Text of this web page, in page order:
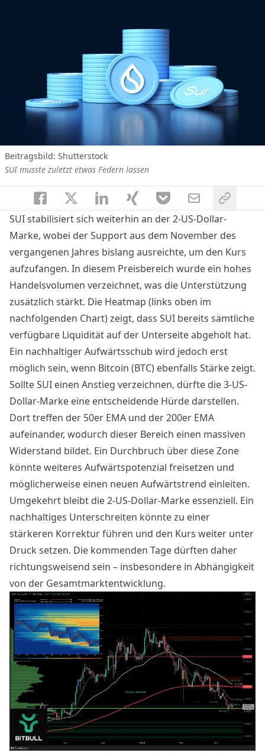
Beitragsbild: Shutterstock
SUI musste zuletzt etwas Federn lassen
SUI stabilisiert sich weiterhin an der 2-US-Dollar-
Marke, wobei der Support aus dem November des
vergangenen Jahres bislang ausreichte, um den Kurs
aufzufangen. In diesem Preisbereich wurde ein hohes
Handelsvolumen verzeichnet, was die Unterstützung
zusätzlich stärkt. Die Heatmap (links oben im
nachfolgenden Chart) zeigt, dass SUI bereits sämtliche
verfügbare Liquidität auf der Unterseite abgeholt hat.
Ein nachhaltiger Aufwärtsschub wird jedoch erst
möglich sein, wenn Bitcoin (BTC) ebenfalls Stärke zeigt.
Sollte SUI einen Anstieg verzeichnen, dürfte die 3-US-
Dollar-Marke eine entscheidende Hürde darstellen.
Dort treffen der 50er EMA und der 200er EMA
aufeinander, wodurch dieser Bereich einen massiven
Widerstand bildet. Ein Durchbruch über diese Zone
könnte weiteres Aufwärtspotenzial freisetzen und
möglicherweise einen neuen Aufwärtstrend einleiten.
Umgekehrt bleibt die 2-US-Dollar-Marke essenziell. Ein
nachhaltiges Unterschreiten könnte zu einer
stärkeren Korrektur führen und den Kurs weiter unter
Druck setzen. Die kommenden Tage dürften daher
richtungsweisend sein – insbesondere in Abhängigkeit
von der Gesamtmarktentwicklung.